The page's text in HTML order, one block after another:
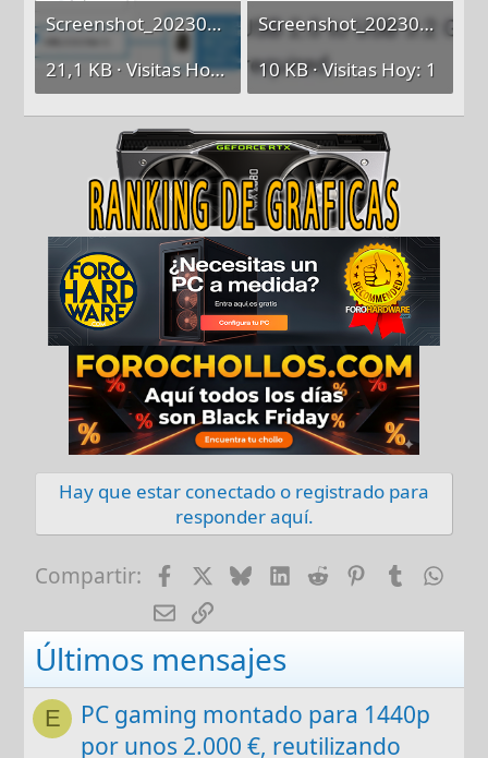
Screenshot_20230629-155238~2.webp
21,1 KB · Visitas Hoy: 1
Screenshot_20230629-155219~2.webp
10 KB · Visitas Hoy: 1
Hay que estar conectado o registrado para
responder aquí.
Compartir: FacebookBlueskyLinkedIn
RedditPinterest
Tumblr
E-mailEnlace
Últimos mensajes
E
PC gaming montado para 1440p
por unos 2.000 €, reutilizando